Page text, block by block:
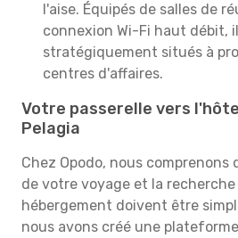
l'aise. Équipés de salles de
connexion Wi-Fi haut débit,
stratégiquement situés à
centres d'affaires.
Votre passerelle vers
Pelagia
Chez Opodo, nous comprenons
de votre voyage et la recherche
hébergement doivent être
nous avons créé une